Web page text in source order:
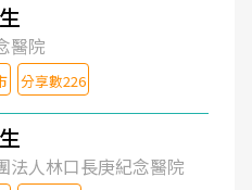
醫院
分享數226
法人林口長庚紀念醫院